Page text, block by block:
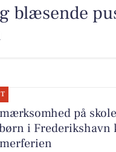
blæsende
på
i Frederikshavn